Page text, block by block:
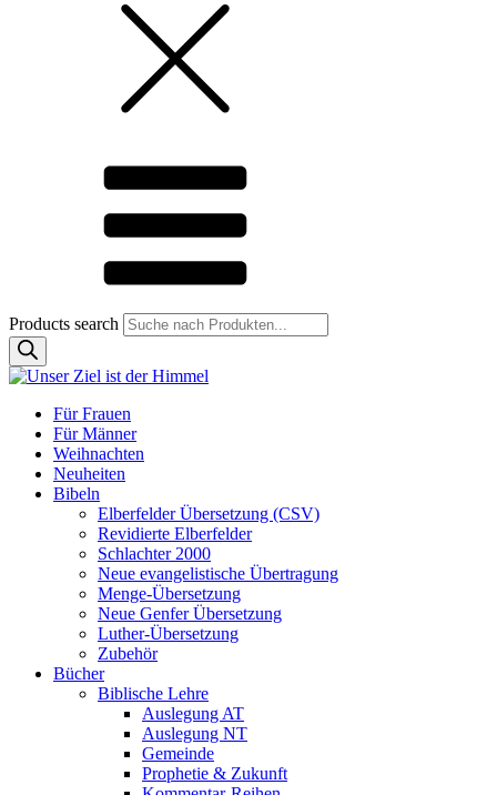
Products search
Für Frauen
Für Männer
Weihnachten
Neuheiten
Bibeln
Elberfelder Übersetzung (CSV)
Revidierte Elberfelder
Schlachter 2000
Neue evangelistische Übertragung
Menge-Übersetzung
Neue Genfer Übersetzung
Luther-Übersetzung
Zubehör
Bücher
Biblische Lehre
Auslegung AT
Auslegung NT
Gemeinde
Prophetie & Zukunft